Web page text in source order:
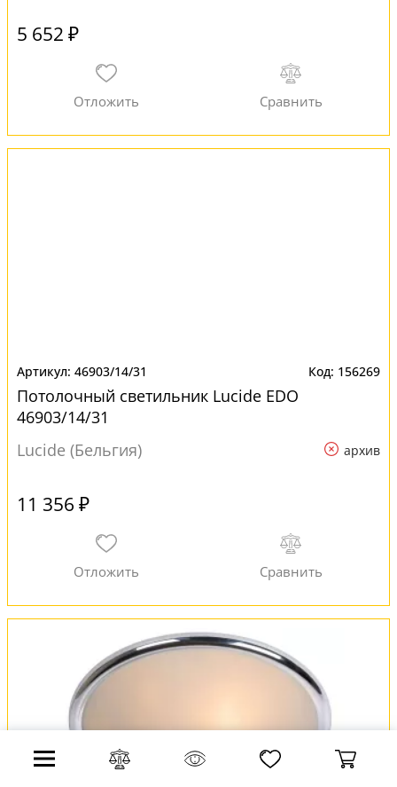
5 652 ₽
46903/14/31 156269
Потолочный светильник Lucide EDO
46903/14/31
Lucide (Бельгия)
архив
11 356 ₽